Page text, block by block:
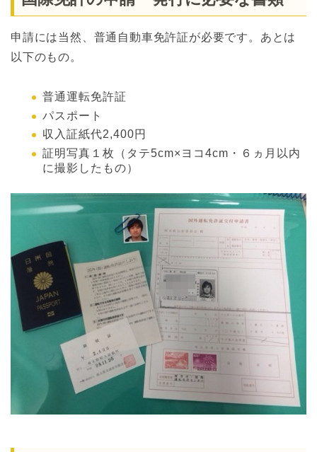
申請には当然、普通自動車免許証が必要です。あとは
以下のもの。
普通運転免許証
パスポート
収入証紙代2,400円
証明写真１枚（タテ5cm×ヨコ4cm・６ヵ月以内
に撮影したもの）